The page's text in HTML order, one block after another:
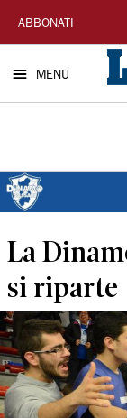
La
Nuova
Sardegna
ABBONATI
MENU
La
si riparte